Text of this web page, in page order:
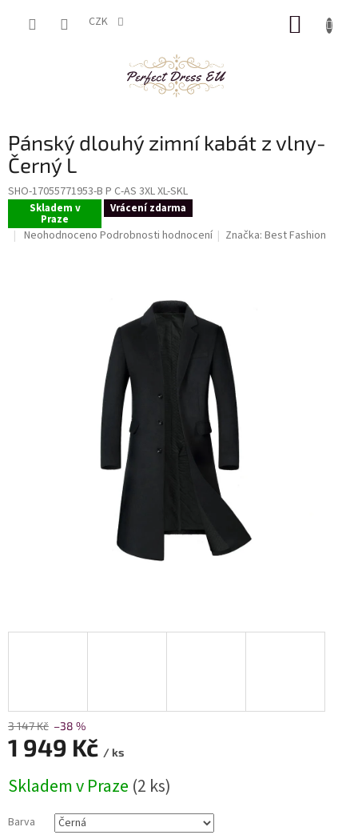
CZK
Pánský dlouhý zimní kabát z vlny-
Černý L
SHO-17055771953-B P C-AS 3XL XL-SKL
Skladem v
Praze
Vrácení zdarma
Průměrné
Neohodnoceno Podrobnosti hodnocení Značka:Best Fashion
3 147 Kč –38 %
1 949 Kč / ks
cena:
Skladem v Praze (2 ks)
Barva